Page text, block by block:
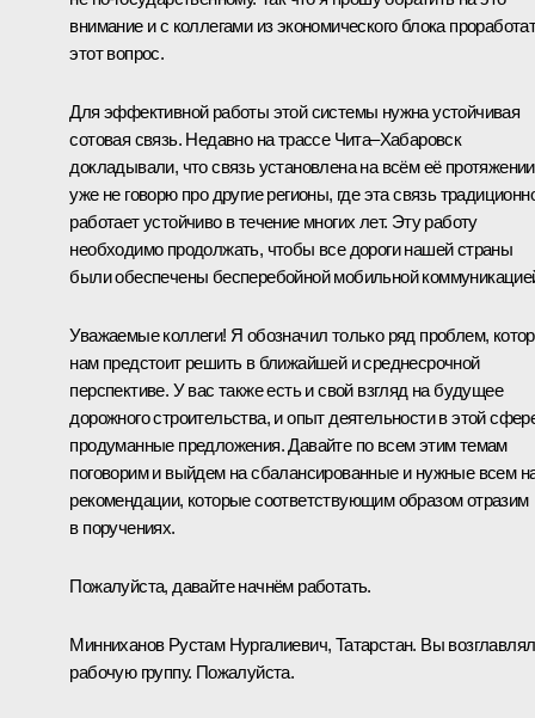
внимание и с коллегами из экономического блока
этот вопрос.
Для эффективной работы этой системы нужна устойчивая
сотовая связь. Недавно на трассе Чита–Хабаровск
докладывали, что связь установлена на всём её
уже не говорю про другие регионы, где эта связь
работает устойчиво в течение многих лет. Эту работу
необходимо продолжать, чтобы все дороги нашей страны
были обеспечены бесперебойной мобильной
Уважаемые коллеги! Я обозначил только ряд проблем,
нам предстоит решить в ближайшей и среднесрочной
перспективе. У вас также есть и свой взгляд на будущее
дорожного строительства, и опыт деятельности в этой
продуманные предложения. Давайте по всем этим темам
поговорим и выйдем на сбалансированные и нужные всем
рекомендации, которые соответствующим образом отразим
в поручениях.
Пожалуйста, давайте начнём работать.
Минниханов Рустам Нургалиевич, Татарстан. Вы
рабочую группу. Пожалуйста.